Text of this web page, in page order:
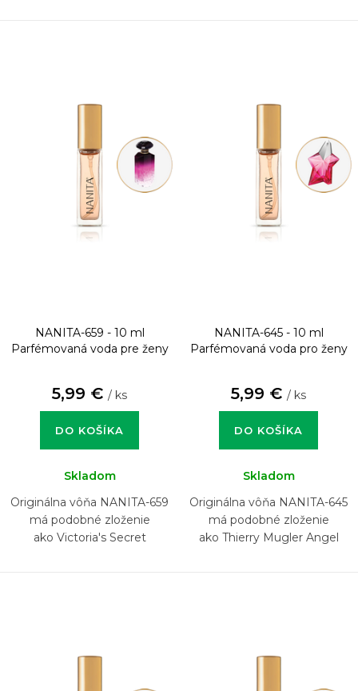
NANITA-659 - 10 ml
Parfémovaná voda pre ženy
5,99 € / ks
DO KOŠÍKA
Skladom
Originálna vôňa NANITA-659
má podobné zloženie
ako Victoria's Secret
NANITA-645 - 10 ml
Parfémovaná voda pro ženy
5,99 € / ks
DO KOŠÍKA
Skladom
Originálna vôňa NANITA-645
má podobné zloženie
ako Thierry Mugler Angel